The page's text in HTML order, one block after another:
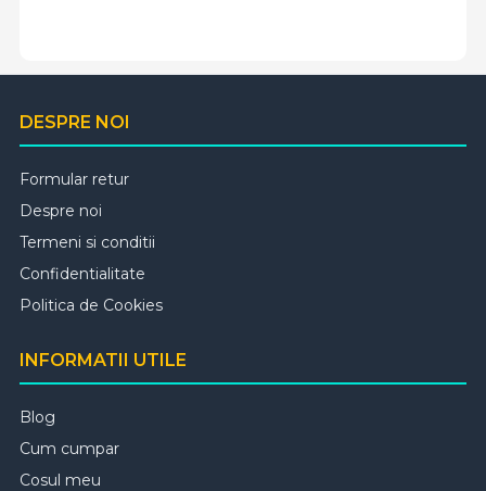
DESPRE NOI
Formular retur
Despre noi
Termeni si conditii
Confidentialitate
Politica de Cookies
INFORMATII UTILE
Blog
Cum cumpar
Cosul meu